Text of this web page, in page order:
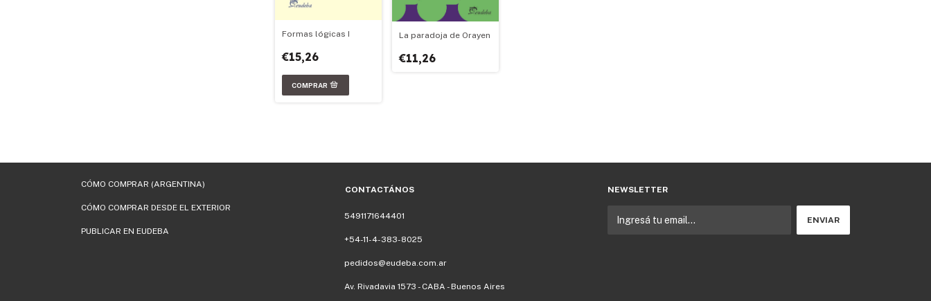
Formas lógicas I
€15,26
La paradoja de Orayen
€11,26
CÓMO COMPRAR (ARGENTINA)
CÓMO COMPRAR DESDE EL EXTERIOR
PUBLICAR EN EUDEBA
CONTACTÁNOS
5491171644401
+54-11-4-383-8025
pedidos@eudeba.com.ar
Av. Rivadavia 1573 - CABA - Buenos Aires
NEWSLETTER